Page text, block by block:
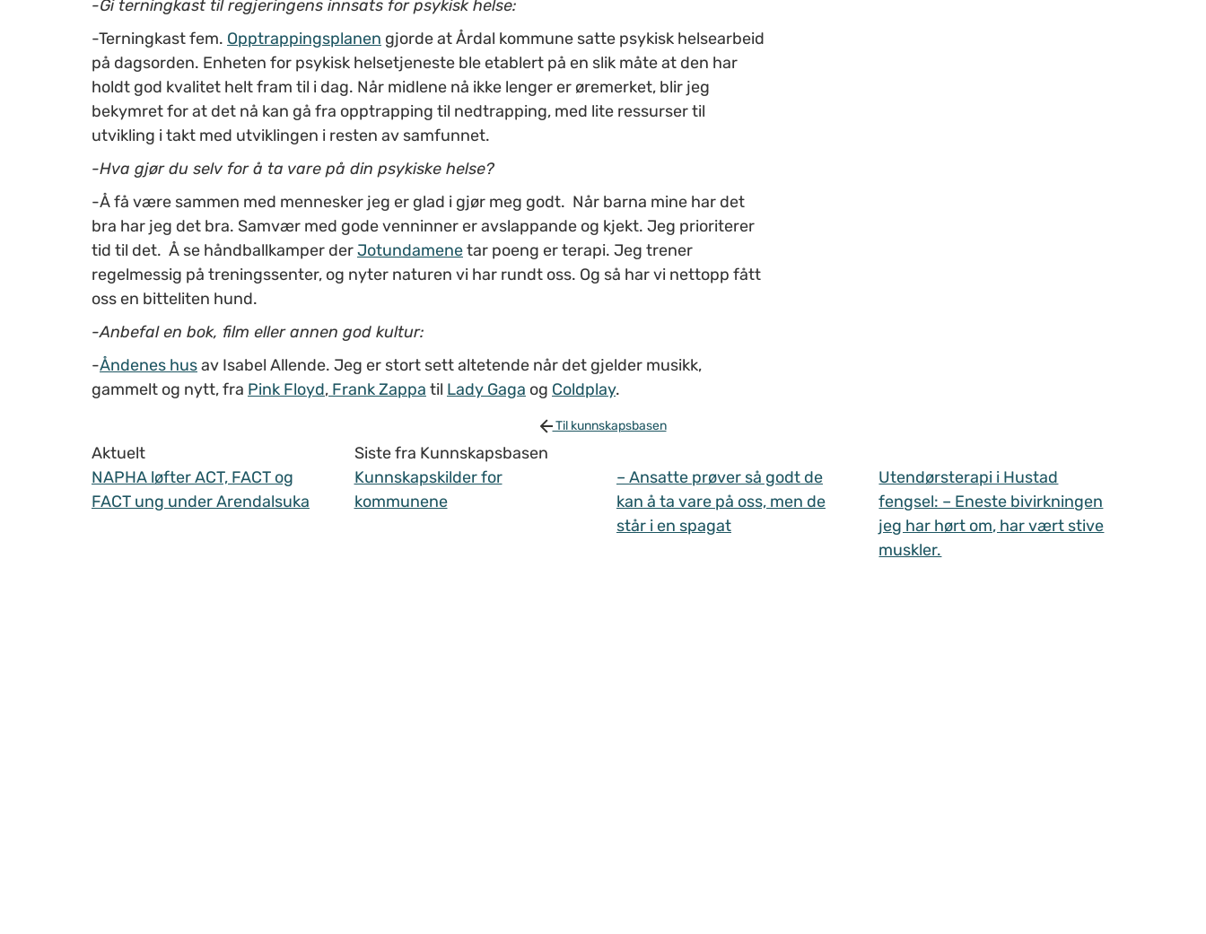
-Gi terningkast til regjeringens innsats for psykisk helse:
-Terningkast fem. Opptrappingsplanen gjorde at Årdal kommune satte psykisk helsearbeid
på dagsorden. Enheten for psykisk helsetjeneste ble etablert på en slik måte at den har
holdt god kvalitet helt fram til i dag. Når midlene nå ikke lenger er øremerket, blir jeg
bekymret for at det nå kan gå fra opptrapping til nedtrapping, med lite ressurser til
utvikling i takt med utviklingen i resten av samfunnet.
-Hva gjør du selv for å ta vare på din psykiske helse?
-Å få være sammen med mennesker jeg er glad i gjør meg godt. Når barna mine har det
bra har jeg det bra. Samvær med gode venninner er avslappande og kjekt. Jeg prioriterer
tid til det. Å se håndballkamper derJotundamenetar poeng er terapi. Jeg trener
regelmessig på treningssenter, og nyter naturen vi har rundt oss. Og så har vi nettopp fått
oss en bitteliten hund.
-Anbefal en bok, film eller annen god kultur:
-Åndenes husav Isabel Allende. Jeg er stort sett altetende når det gjelder musikk,
gammelt og nytt, fra Pink Floyd, Frank Zappa til Lady Gaga og Coldplay.
Til kunnskapsbasen
Aktuelt
NAPHA løfter ACT, FACT og
FACT ung under Arendalsuka
Siste fra Kunnskapsbasen
Kunnskapskilder for
kommunene
– Ansatte prøver så godt de
kan å ta vare på oss, men de
står i en spagat
Utendørsterapi i Hustad
fengsel: – Eneste bivirkningen
jeg har hørt om, har vært stive
muskler.